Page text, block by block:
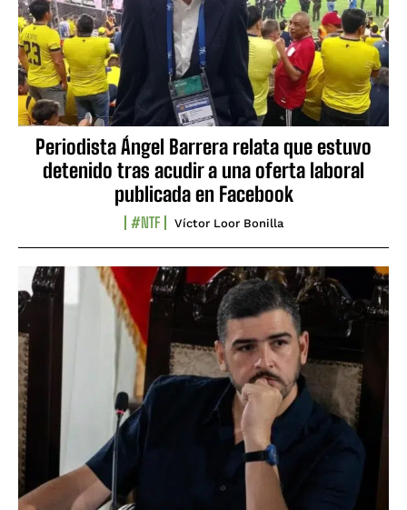
Periodista Ángel Barrera relata que estuvo
detenido tras acudir a una oferta laboral
publicada en Facebook
#NTF Víctor Loor Bonilla